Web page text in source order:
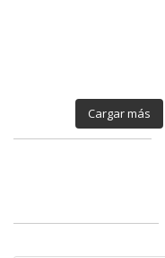
Cargar más